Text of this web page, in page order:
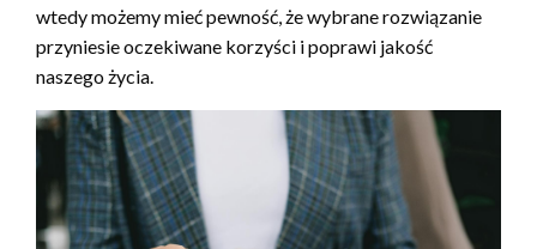
wtedy możemy mieć pewność, że wybrane rozwiązanie
przyniesie oczekiwane korzyści i poprawi jakość
naszego życia.